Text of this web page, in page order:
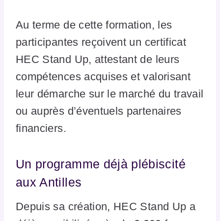
Au terme de cette formation, les
participantes reçoivent un certificat
HEC Stand Up, attestant de leurs
compétences acquises et valorisant
leur démarche sur le marché du travail
ou auprès d’éventuels partenaires
financiers.
Un programme déjà plébiscité
aux Antilles
Depuis sa création, HEC Stand Up a